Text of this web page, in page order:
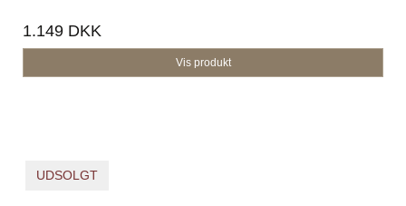
1.149 DKK
Vis produkt
UDSOLGT